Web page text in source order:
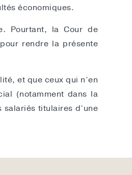
économiques.
Pourtant, la Cour de
rendre la présente
et que ceux qui n’en
(notamment dans la
titulaires d’une